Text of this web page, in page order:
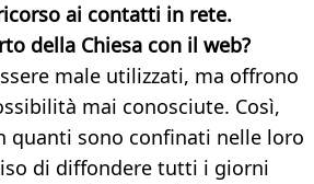
ai contatti in rete.
della Chiesa con il web?
male utilizzati, ma offrono
mai conosciute. Così,
quanti sono confinati nelle loro
di diffondere tutti i giorni